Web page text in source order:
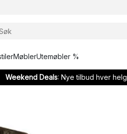
MøblerUtemøbler %
Weekend Deals: Nye tilbud hver helg